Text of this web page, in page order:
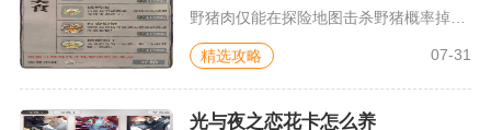
野猪肉仅能在探险地图击杀野猪概率掉落，刷取效率最高的点位为应...
精选攻略 07-31
光与夜之恋花卡怎么养